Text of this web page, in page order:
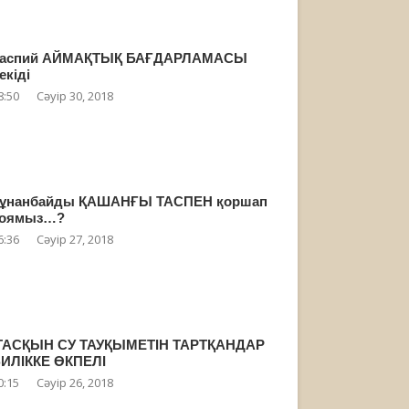
АЙМАҚТЫҚ БАҒДАРЛАМАСЫ
Сәуір 30, 2018
ҚАШАНҒЫ ТАСПЕН қоршап
Сәуір 27, 2018
СУ ТАУҚЫМЕТІН ТАРТҚАНДАР
ӨКПЕЛІ
Сәуір 26, 2018